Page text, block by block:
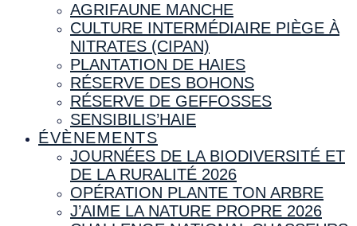
AGRIFAUNE MANCHE
CULTURE INTERMÉDIAIRE PIÈGE À
NITRATES (CIPAN)
PLANTATION DE HAIES
RÉSERVE DES BOHONS
RÉSERVE DE GEFFOSSES
SENSIBILIS’HAIE
ÉVÈNEMENTS
JOURNÉES DE LA BIODIVERSITÉ ET
DE LA RURALITÉ 2026
OPÉRATION PLANTE TON ARBRE
J’AIME LA NATURE PROPRE 2026